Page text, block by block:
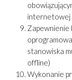
internetowej
Zapewnienie
stanowiska
offline)
Wykonanie